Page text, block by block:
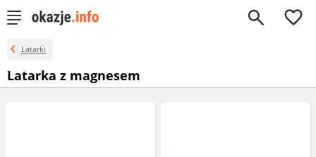
0
Latarki
Latarka z magnesem